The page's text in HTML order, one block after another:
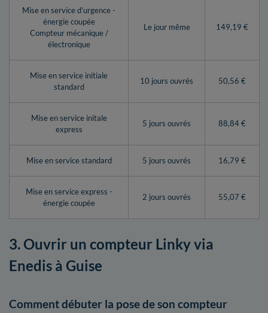
Mise en service d’urgence -
énergie coupée
Compteur mécanique /
électronique
Le jour même 149,19 €
Mise en service initiale
standard
10 jours ouvrés 50,56 €
Mise en service initale
express
5 jours ouvrés 88,84 €
Mise en service standard 5 jours ouvrés 16,79 €
Mise en service express -
énergie coupée
2 jours ouvrés 55,07 €
3. Ouvrir un compteur Linky via
Enedis à Guise
Comment débuter la pose de son compteur